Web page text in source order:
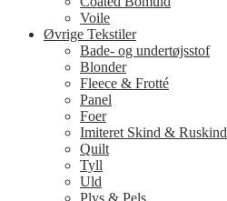
Voile
Øvrige Tekstiler
Bade- og undertøjsstof
Blonder
Fleece & Frotté
Panel
Foer
Imiteret Skind & Ruskind
Quilt
Tyll
Uld
Plys & Pels